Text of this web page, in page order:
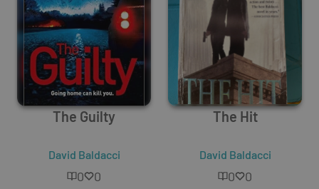
The Guilty
David Baldacci
0 0
The Hit
David Baldacci
0 0